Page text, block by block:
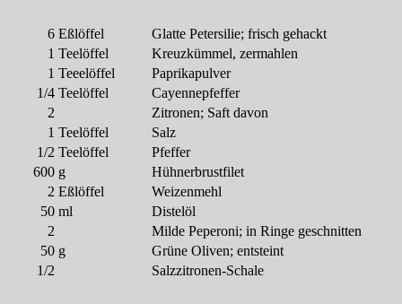
6 Eßlöffel
Glatte Petersilie; frisch gehackt
1 Teelöffel
Kreuzkümmel, zermahlen
1 Teeelöffel
Paprikapulver
1/4 Teelöffel
Cayennepfeffer
2
Zitronen; Saft davon
1 Teelöffel
Salz
1/2 Teelöffel
Pfeffer
600 g
Hühnerbrustfilet
2 Eßlöffel
Weizenmehl
50 ml
Distelöl
2
Milde Peperoni; in Ringe geschnitten
50 g
Grüne Oliven; entsteint
1/2
Salzzitronen-Schale